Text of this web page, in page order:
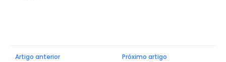
Artigo anterior Próximo artigo